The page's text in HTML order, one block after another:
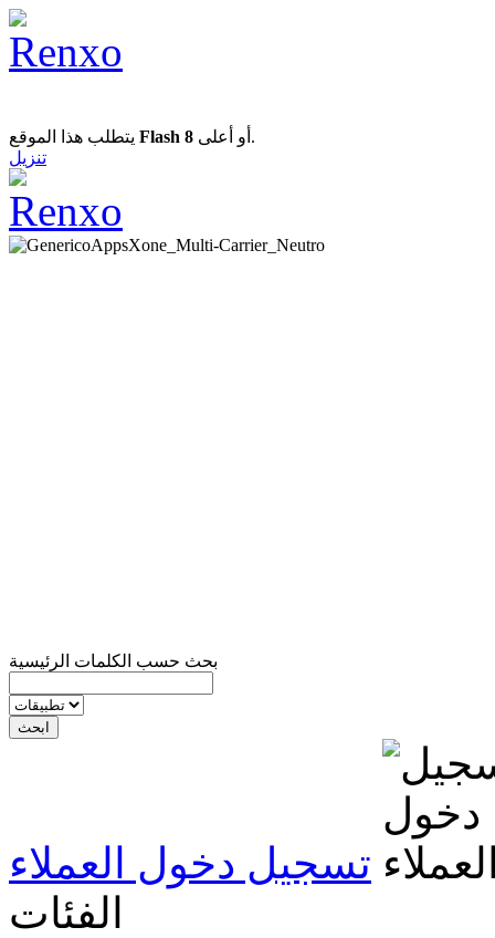
Flash 8
أو أعلى.
تنزيل
بحث حسب الكلمات الرئيسية
تسجيل دخول العملاء
الفئات